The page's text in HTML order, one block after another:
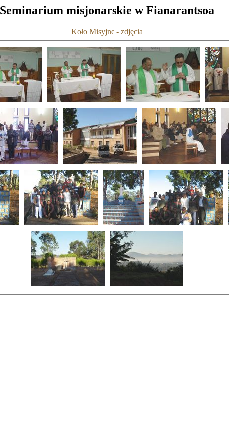
Seminarium misjonarskie w Fianarantsoa
Koło Misyjne - zdjęcia